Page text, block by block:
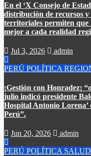
En el ‘X Consejo de
distribución de recursos y
territoriales permiten que
mejor a cada realidad
Jul 3, 2026 admin
PERÚ POLÍTICA
¡Gestión con Honradez¡
julio indicó presidente
Hospital Antonio Lorena’
Perú”.​
Jun 20, 2026 admin
PERÚ POLÍTICA SALUD